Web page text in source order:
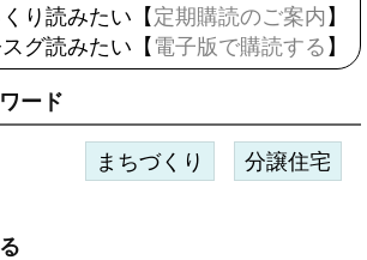
り読みたい【 定期購読のご案内 】
グ読みたい【 電子版で購読する 】
ード
まちづくり 分譲住宅